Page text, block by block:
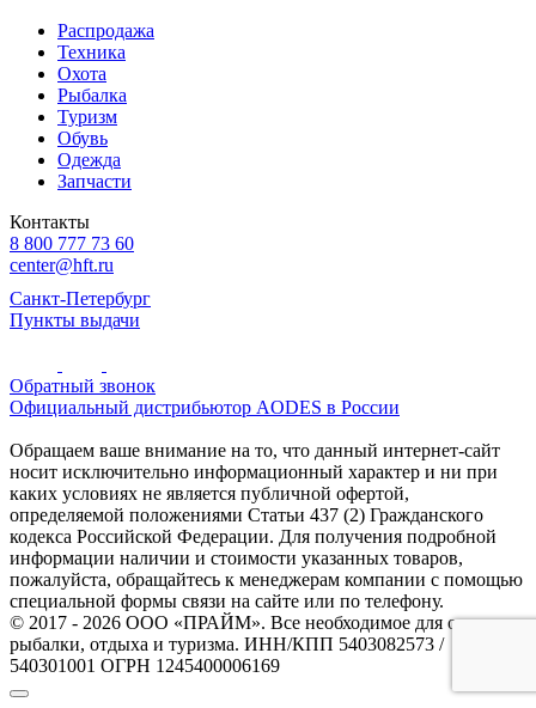
Распродажа
Техника
Охота
Рыбалка
Туризм
Обувь
Одежда
Запчасти
Контакты
8 800 777 73 60
center@hft.ru
Санкт-Петербург
Пункты выдачи
Обратный звонок
Официальный дистрибьютор AODES в России
Обращаем ваше внимание на то, что данный интернет-сайт
носит исключительно информационный характер и ни при
каких условиях не является публичной офертой,
определяемой положениями Статьи 437 (2) Гражданского
кодекса Российской Федерации. Для получения подробной
информации наличии и стоимости указанных товаров,
пожалуйста, обращайтесь к менеджерам компании с помощью
специальной формы связи на сайте или по телефону.
© 2017 - 2026 ООО «ПРАЙМ». Все необходимое для охоты и
рыбалки, отдыха и туризма. ИНН/КПП 5403082573 /
540301001 ОГРН 1245400006169